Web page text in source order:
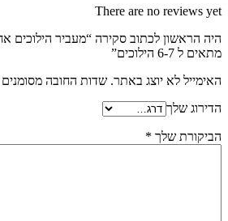
There are no reviews yet
היה הראשון לכתוב סקירה “מעביר הילוכים
מתאים ל 6-7 הילוכים”
האימייל לא יוצג באתר. שדות החובה מסומנים
הדירוג שלך
הביקורת שלך *